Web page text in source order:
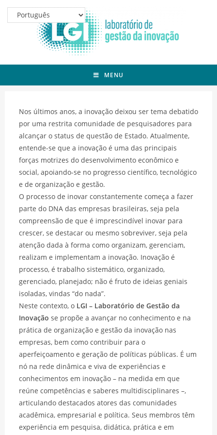
MENU
Nos últimos anos, a inovação deixou ser tema debatido
por uma restrita comunidade de pesquisadores para
alcançar o status de questão de Estado. Atualmente,
entende-se que a inovação é uma das principais
forças motrizes do desenvolvimento econômico e
social, apoiando-se no progresso científico, tecnológico
e de organização e gestão.
O processo de inovar constantemente começa a fazer
parte do DNA das empresas brasileiras, seja pela
compreensão de que é imprescindível inovar para
crescer, se destacar ou mesmo sobreviver, seja pela
atenção dada à forma como organizam, gerenciam,
realizam e implementam a inovação. Inovação é
processo, é trabalho sistemático, organizado,
gerenciado, planejado; não é fruto de ideias geniais
isoladas, vindas “do nada”.
Neste contexto, o LGI – Laboratório de Gestão da
Inovação se propõe a avançar no conhecimento e na
prática de organização e gestão da inovação nas
empresas, bem como contribuir para o
aperfeiçoamento e geração de políticas públicas. É um
nó na rede dinâmica e viva de experiências e
conhecimentos em inovação – na medida em que
reúne competências e saberes multidisciplinares –,
articulando destacados atores das comunidades
acadêmica, empresarial e política. Seus membros têm
experiência em pesquisa, didática, prática e em